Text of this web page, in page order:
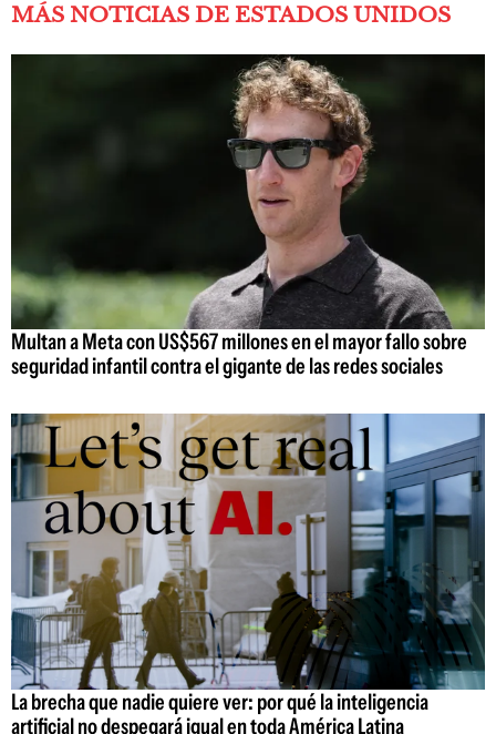
MÁS NOTICIAS DE ESTADOS UNIDOS
Multan a Meta con US$567 millones en el mayor fallo sobre
seguridad infantil contra el gigante de las redes sociales
La brecha que nadie quiere ver: por qué la inteligencia
artificial no despegará igual en toda América Latina